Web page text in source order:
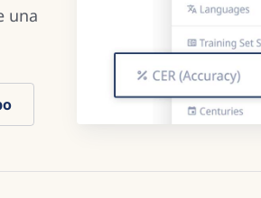
una